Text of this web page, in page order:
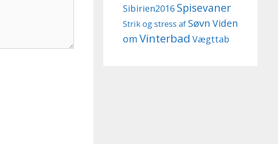
Sibirien2016 Spisevaner
Strik og stress af Søvn Viden
omVinterbad Vægttab